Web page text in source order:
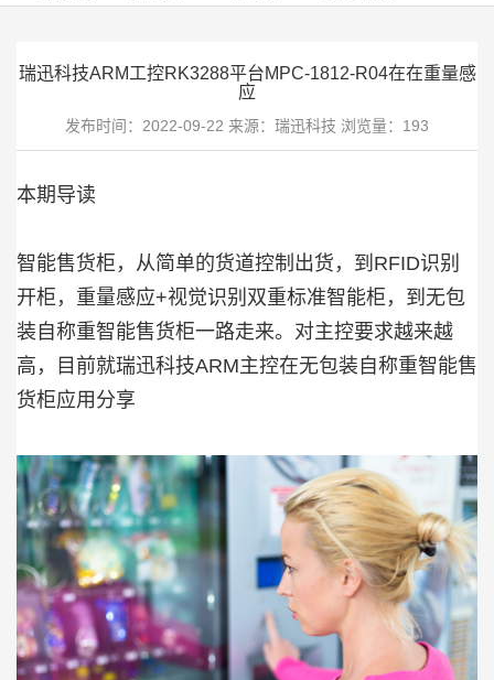
瑞迅科技ARM工控RK3288平台MPC-1812-R04在在重量感
应
发布时间：2022-09-22 来源：瑞迅科技 浏览量：193
本期导读
智能售货柜，从简单的货道控制出货，到RFID识别
开柜，重量感应+视觉识别双重标准智能柜，到无包
装自称重智能售货柜一路走来。对主控要求越来越
高，目前就瑞迅科技ARM主控在无包装自称重智能售
货柜应用分享